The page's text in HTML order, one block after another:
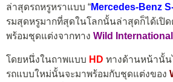
ล่าสุดรถหรูหราแบบ “Mercedes-Benz
รมสุดหรูมากที่สุดในโลกนั้นล่าสุดก็ได้เปิ
พร้อมชุดแต่งจากทาง Wild International
โดยหนึ่งในถาพแบบ HD ทางด้านหน้านั้น
รถแบบใหม่นั้นจะมาพร้อมกับชุดแต่งของ